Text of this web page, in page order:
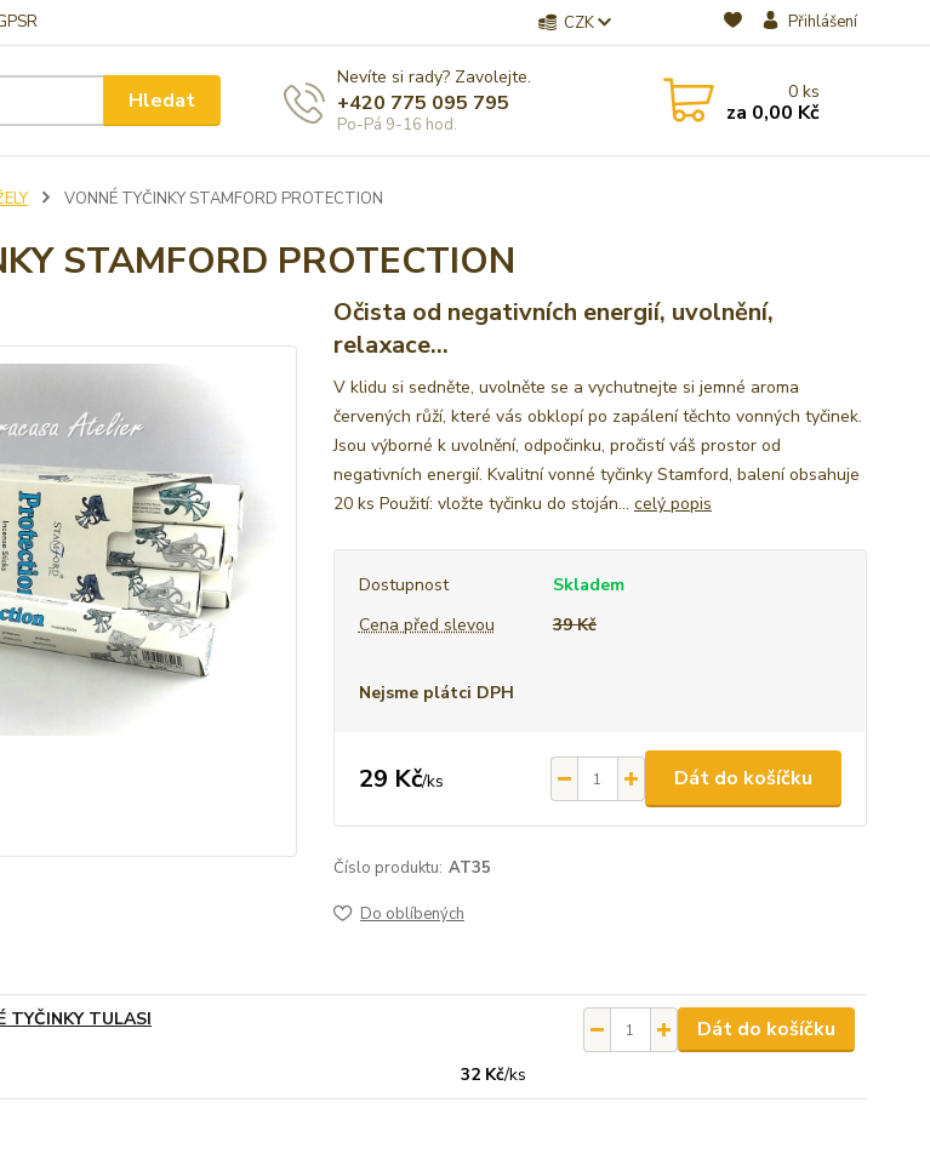
CZK Přihlášení
Hledat
Nevíte si rady? Zavolejte.
+420 775 095 795
Po-Pá 9-16 hod.
0ks
za 0,00 Kč
VONNÉ TYČINKY STAMFORD PROTECTION
STAMFORD PROTECTION
Očista od negativních energií, uvolnění,
relaxace...
V klidu si sedněte, uvolněte se a vychutnejte si jemné aroma
červených růží, které vás obklopí po zapálení těchto vonných tyčinek.
Jsou výborné k uvolnění, odpočinku, pročistí váš prostor od
negativních energií. Kvalitní vonné tyčinky Stamford, balení obsahuje
20 ks Použití: vložte tyčinku do stoján... celý popis
Dostupnost
Skladem
Cena před slevou
39 Kč
Nejsme plátci DPH
29 Kč/ks Dát do košíčku
Číslo produktu: AT35
Do oblíbených
TYČINKY TULASI
32 Kč/ks
Dát do košíčku